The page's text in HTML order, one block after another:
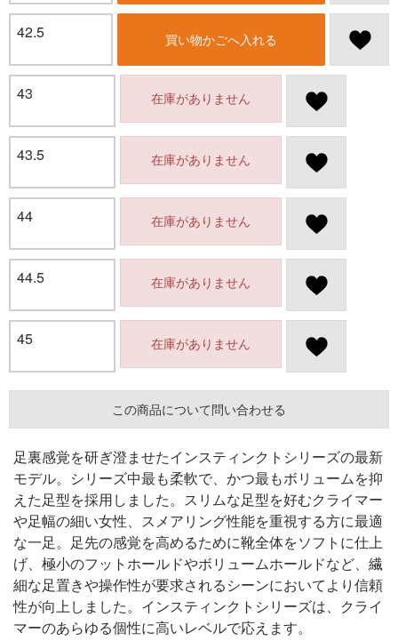
42.5 買い物かごへ入れる
43 在庫がありません
43.5 在庫がありません
44 在庫がありません
44.5 在庫がありません
45 在庫がありません
この商品について問い合わせる
足裏感覚を研ぎ澄ませたインスティンクトシリーズの最新
モデル。シリーズ中最も柔軟で、かつ最もボリュームを抑
えた足型を採用しました。スリムな足型を好むクライマー
や足幅の細い女性、スメアリング性能を重視する方に最適
な一足。足先の感覚を高めるために靴全体をソフトに仕上
げ、極小のフットホールドやボリュームホールドなど、繊
細な足置きや操作性が要求されるシーンにおいてより信頼
性が向上しました。インスティンクトシリーズは、クライ
マーのあらゆる個性に高いレベルで応えます。